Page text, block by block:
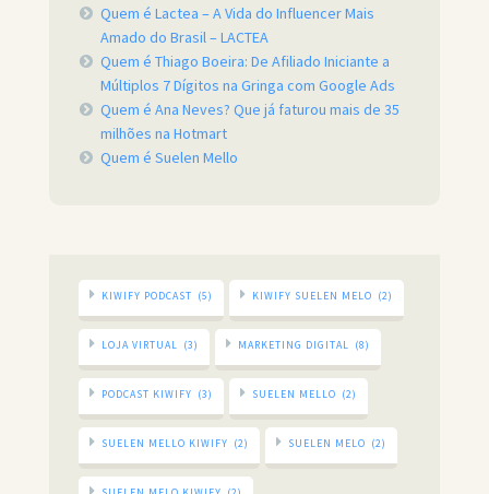
Quem é Lactea – A Vida do Influencer Mais
Amado do Brasil – LACTEA
Quem é Thiago Boeira: De Afiliado Iniciante a
Múltiplos 7 Dígitos na Gringa com Google Ads
Quem é Ana Neves? Que já faturou mais de 35
milhões na Hotmart
Quem é Suelen Mello
KIWIFY PODCAST (5) KIWIFY SUELEN MELO (2)
LOJA VIRTUAL (3) MARKETING DIGITAL (8)
PODCAST KIWIFY (3) SUELEN MELLO (2)
SUELEN MELLO KIWIFY (2) SUELEN MELO (2)